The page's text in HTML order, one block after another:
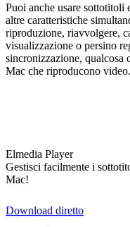
Puoi anche usare sottotitoli
altre caratteristiche
riproduzione, riavvolgere,
visualizzazione o persino
sincronizzazione, qualcosa
Mac che riproducono video.
Elmedia Player
Gestisci facilmente i
Mac!
Download diretto